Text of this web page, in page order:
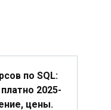
по SQL:
2025-
цены.